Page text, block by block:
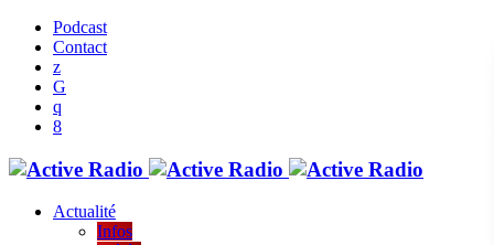
Podcast
Contact
Actualité
Infos